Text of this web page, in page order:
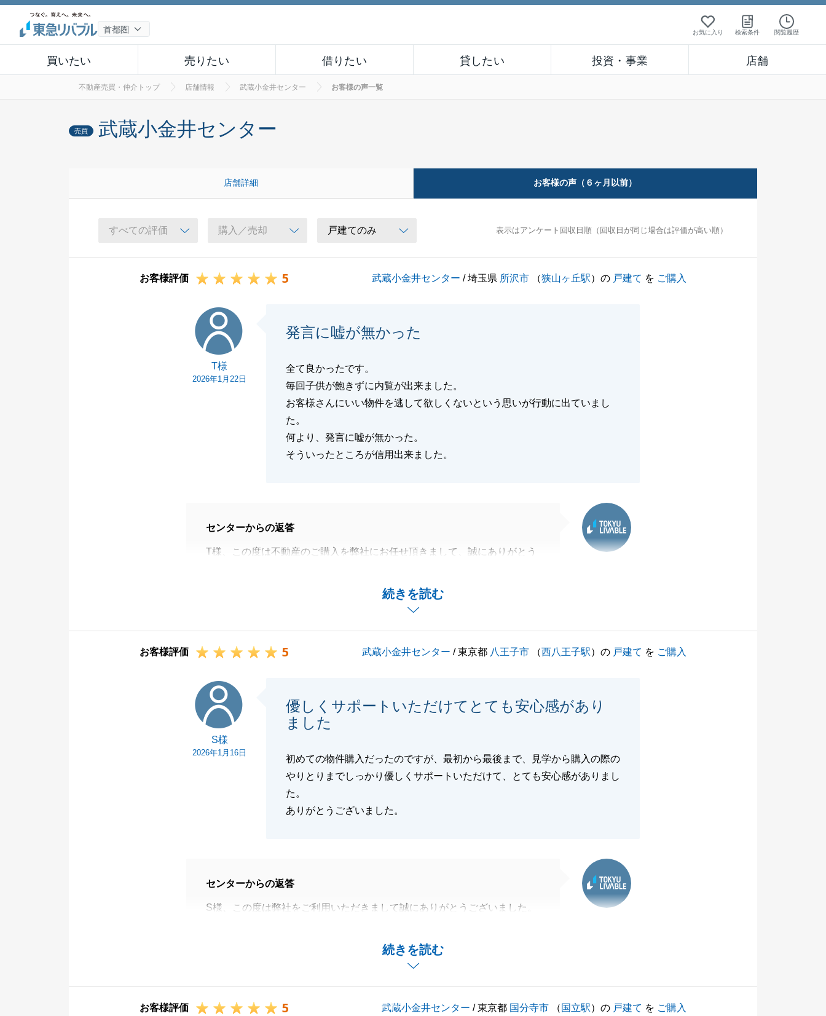
お気に入り 検索条件 閲覧履歴
買いたい 売りたい 借りたい 貸したい 投資・事業 店舗
不動産売買・仲介トップ 店舗情報 武蔵小金井センター お客様の声一覧
売買 武蔵小金井センター
店舗詳細 お客様の声（６ヶ月以前）
表示はアンケート回収日順（回収日が同じ場合は評価が高い順）
お客様評価 5 武蔵小金井センター / 埼玉県 所沢市 （狭山ヶ丘駅）の 戸建て を ご購入
T様
2026年1月22日
発言に嘘が無かった
全て良かったです。
毎回子供が飽きずに内覧が出来ました。
お客様さんにいい物件を逃して欲しくないという思いが行動に出ていまし
た。
何より、発言に嘘が無かった。
そういったところが信用出来ました。
続きを読む
センターからの返答
T様、この度は不動産のご購入を弊社にお任せ頂きまして、誠にありがとう
励みになるお言葉を頂き大変嬉しく思います。いつも迅速にご丁寧にご対応
引き続きよろしくお願い申し上げます。
お客様評価 5 武蔵小金井センター / 東京都 八王子市 （西八王子駅）の 戸建て を ご購入
S様
2026年1月16日
優しくサポートいただけてとても安心感があり
ました
初めての物件購入だったのですが、最初から最後まで、見学から購入の際の
やりとりまでしっかり優しくサポートいただけて、とても安心感がありまし
た。
ありがとうございました。
続きを読む
センターからの返答
S様、この度は弊社をご利用いただきまして誠にありがとうございました。
今後もご不明点、ご質問等ございましたらお気兼ねなくご連絡くださいま
お客様評価 5 武蔵小金井センター / 東京都 国分寺市 （ 国立駅）の 戸建て を ご購入